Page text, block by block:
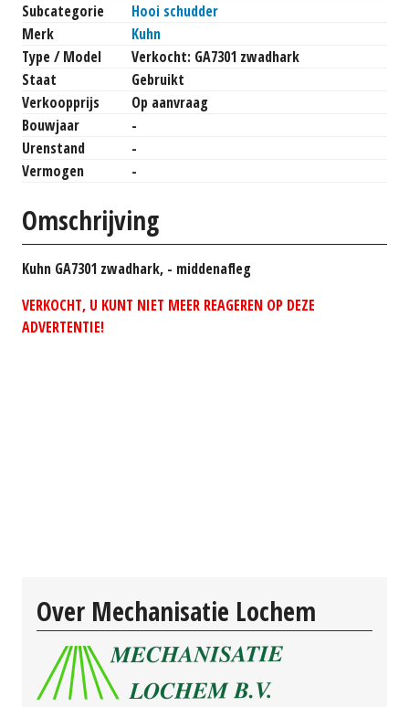
Subcategorie
Hooi schudder
Merk
Kuhn
Type / Model
Verkocht: GA7301 zwadhark
Staat
Gebruikt
Verkoopprijs
Op aanvraag
Bouwjaar
-
Urenstand
-
Vermogen
-
Omschrijving
Kuhn GA7301 zwadhark, - middenafleg
VERKOCHT, U KUNT NIET MEER REAGEREN OP DEZE
ADVERTENTIE!
Over Mechanisatie Lochem